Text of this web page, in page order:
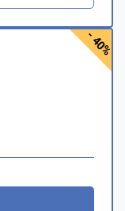
- 40%